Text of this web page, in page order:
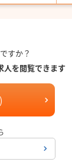
すか？
人を閲覧できます